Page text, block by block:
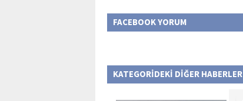
FACEBOOK YORUM
KATEGORİDEKİ DİĞER HABERLER